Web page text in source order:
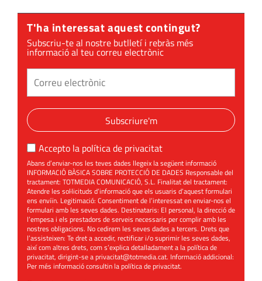
T'ha interessat aquest contingut?
Subscriu-te al nostre butlletí i rebràs més
informació al teu correu electrònic
Subscriure'm
Accepto la política de privacitat
Abans d’enviar-nos les teves dades llegeix la següent informació
INFORMACIÓ BÀSICA SOBRE PROTECCIÓ DE DADES Responsable del
tractament: TOTMEDIA COMUNICACIÓ, S.L. Finalitat del tractament:
Atendre les sol·licituds d’informació que els usuaris d’aquest formulari
ens enviïn. Legitimació: Consentiment de l’interessat en enviar-nos el
formulari amb les seves dades. Destinataris: El personal, la direcció de
l’empesa i els prestadors de serveis necessaris per complir amb les
nostres obligacions. No cedirem les seves dades a tercers. Drets que
l’assisteixen: Te dret a accedir, rectificar i/o suprimir les seves dades,
així com altres drets, com s’explica detalladament a la política de
privacitat, dirigint-se aprivacitat@totmedia.cat. Informació addicional:
Per més informació consultin lapolítica de privacitat.